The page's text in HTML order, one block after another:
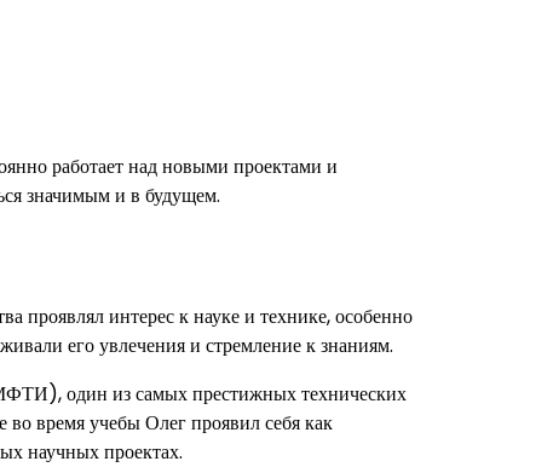
работает над новыми проектами и
значимым и в будущем.
проявлял интерес к науке и технике, особенно
его увлечения и стремление к знаниям.
один из самых престижных технических
время учебы Олег проявил себя как
научных проектах.